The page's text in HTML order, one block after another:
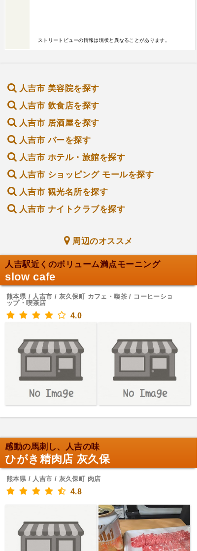
ストリートビューの情報は現状と異なることがあります。
人吉市 美容院を探す
人吉市 飲食店を探す
人吉市 居酒屋を探す
人吉市 バーを探す
人吉市 ホテル・旅館を探す
人吉市 ショッピング モールを探す
人吉市 観光名所を探す
人吉市 ナイトクラブを探す
周辺のオススメ
人吉駅近くのボリューム満点モーニング
slow cafe
熊本県 / 人吉市 / 灰久保町 カフェ・喫茶 / コーヒーショ
ップ・喫茶店
4.0
感動の馬刺し、人吉の味
ひがき精肉店 灰久保
熊本県 / 人吉市 / 灰久保町 肉店
4.8